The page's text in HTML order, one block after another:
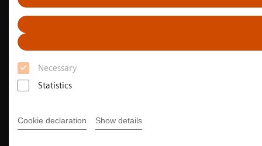
Necessary
Statistics
Cookie declaration Show details